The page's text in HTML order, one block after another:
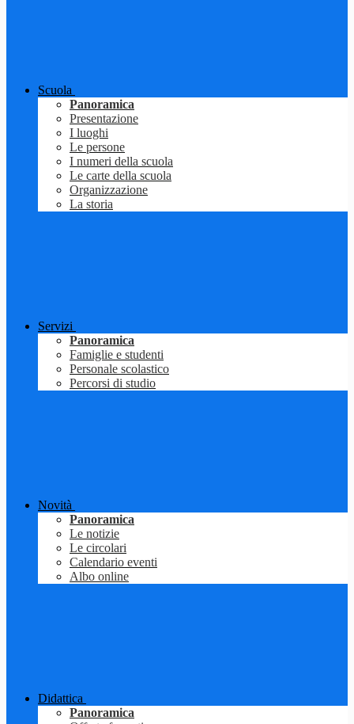
Scuola
Panoramica
Presentazione
I luoghi
Le persone
I numeri della scuola
Le carte della scuola
Organizzazione
La storia
Servizi
Panoramica
Famiglie e studenti
Personale scolastico
Percorsi di studio
Novità
Panoramica
Le notizie
Le circolari
Calendario eventi
Albo online
Didattica
Panoramica